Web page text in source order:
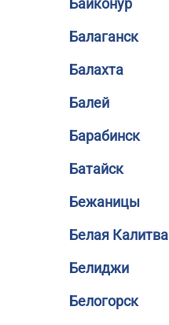
Байконур
Балаганск
Балахта
Балей
Барабинск
Батайск
Бежаницы
Белая Калитва
Белиджи
Белогорск